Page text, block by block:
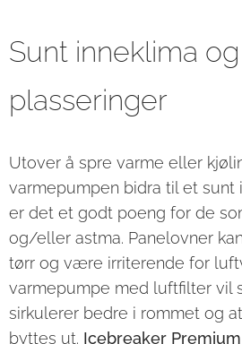
Sunt inneklima
plasseringer
Utover å spre varme eller
varmepumpen bidra til et sunt
er det et godt poeng for de
og/eller astma. Panelovner
tørr og være irriterende for
varmepumpe med luftfilter vil
sirkulerer bedre i rommet og
byttes ut. Icebreaker Premium